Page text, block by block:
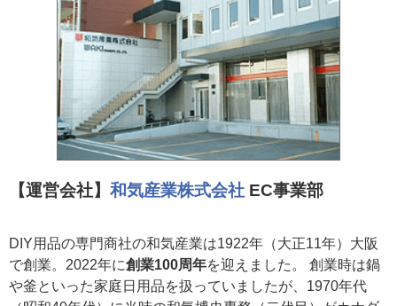
【運営会社】 和気産業株式会社 EC事業部
DIY用品の専門商社の和気産業は1922年（大正11年）大阪
で創業。2022年に創業100周年を迎えました。 創業時は鍋
や釜といった家庭日用品を扱っていましたが、1970年代